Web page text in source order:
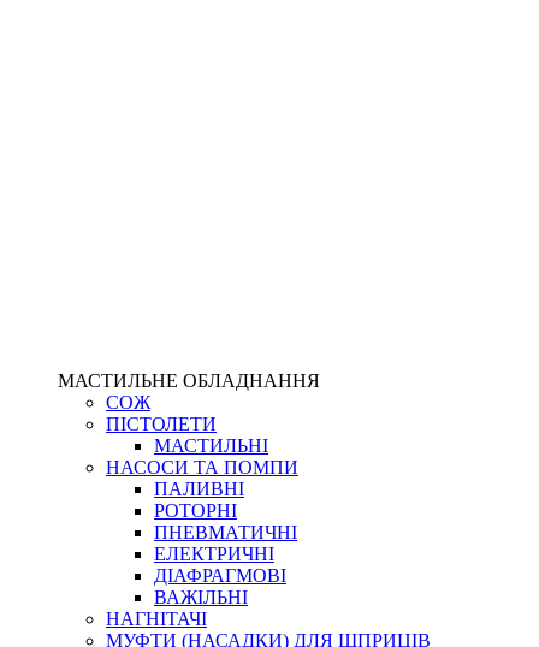
МАСТИЛЬНЕ ОБЛАДНАННЯ
СОЖ
ПІСТОЛЕТИ
МАСТИЛЬНІ
НАСОСИ ТА ПОМПИ
ПАЛИВНІ
РОТОРНІ
ПНЕВМАТИЧНІ
ЕЛЕКТРИЧНІ
ДІАФРАГМОВІ
ВАЖІЛЬНІ
НАГНІТАЧІ
МУФТИ (НАСАДКИ) ДЛЯ ШПРИЦІВ